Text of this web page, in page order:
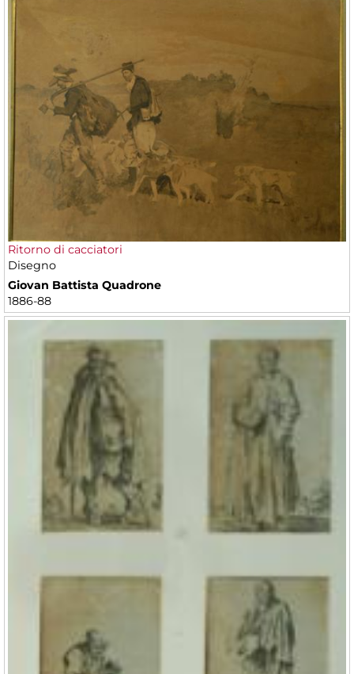
Ritorno di cacciatori
Disegno
Giovan Battista Quadrone
1886-88